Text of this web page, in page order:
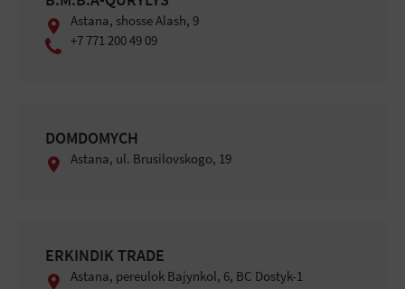
Astana, shosse Alash, 9
+7 771 200 49 09
DOMDOMYCH
Astana, ul. Brusilovskogo, 19
ERKINDIK TRADE
Astana, ​pereulok Bajynkol, 6, BC Dostyk-1